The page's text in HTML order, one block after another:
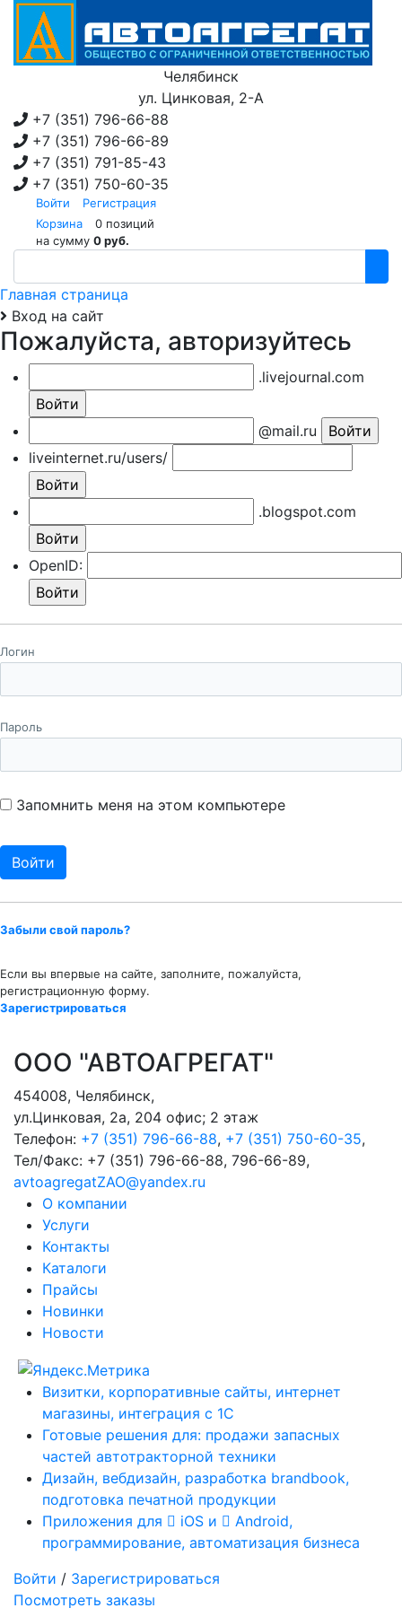
Челябинск
ул. Цинковая, 2-А
+7 (351) 796-66-88
+7 (351) 796-66-89
+7 (351) 791-85-43
+7 (351) 750-60-35
Войти
Регистрация
Корзина
0 позиций
на сумму 0 руб.
Главная страница
Вход на сайт
Пожалуйста, авторизуйтесь
.livejournal.com
@mail.ru
liveinternet.ru/users/
.blogspot.com
OpenID:
Логин
Пароль
Запомнить меня на этом компьютере
Забыли свой пароль?
Если вы впервые на сайте, заполните, пожалуйста,
регистрационную форму.
Зарегистрироваться
ООО "АВТОАГРЕГАТ"
454008, Челябинск,
ул.Цинковая, 2а, 204 офис; 2 этаж
Телефон: +7 (351) 796-66-88, +7 (351) 750-60-35,
Тел/Факс: +7 (351) 796-66-88, 796-66-89,
avtoagregatZAO@yandex.ru
О компании
Услуги
Контакты
Каталоги
Прайсы
Новинки
Новости
Визитки, корпоративные сайты, интернет
магазины, интеграция с 1С
Готовые решения для: продажи запасных
частей автотракторной техники
Дизайн, вебдизайн, разработка brandbook,
подготовка печатной продукции
Приложения для
iOS и
Android,
программирование, автоматизация бизнеса
Войти / Зарегистрироваться
Посмотреть заказы